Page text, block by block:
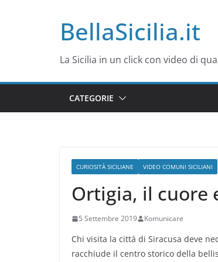
BellaSicilia.it
La Sicilia in un click con video di
CATEGORIE
CURIOSITÀ SICILIANE VIDEO COMUNI SICILIANI
Ortigia, il cuore
5 Settembre 2019 Komunicare
Chi visita la città di Siracusa deve
racchiude il centro storico della